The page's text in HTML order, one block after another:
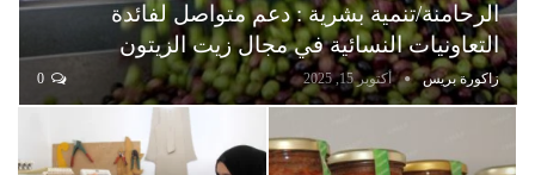
الرحامنة/تنمية بشرية : دعم متواصل لفائدة
التعاونيات النسائية في مجال زيت الزيتون
زاكورة بريس أكتوبر 15, 2025